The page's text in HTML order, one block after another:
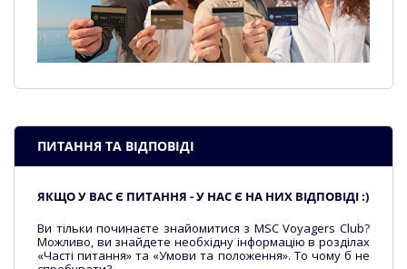
ПИТАННЯ ТА ВІДПОВІДІ
ЯКЩО У ВАС Є ПИТАННЯ - У НАС Є НА НИХ ВІДПОВІДІ :)
Ви тільки починаєте знайомитися з MSC Voyagers Club?
Можливо, ви знайдете необхідну інформацію в розділах
«Часті питання» та «Умови та положення». То чому б не